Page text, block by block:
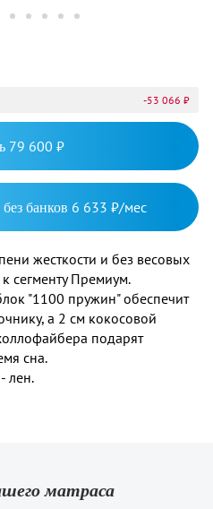
-53 066 ₽
79 600 ₽
банков 6 633 ₽/мес
жесткости и без весовых
сегменту Премиум.
"1100 пружин" обеспечит
а 2 см кокосовой
подарят
сна.
лен.
матраса